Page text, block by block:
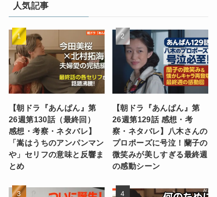
人気記事
【朝ドラ『あんぱん』第
26週第130話（最終回）
感想・考察・ネタバレ】
「嵩はうちのアンパンマン
や」セリフの意味と反響ま
とめ
【朝ドラ『あんぱん』第
26週第129話 感想・考
察・ネタバレ】八木さんの
プロポーズに号泣！蘭子の
微笑みが美しすぎる最終週
の感動シーン